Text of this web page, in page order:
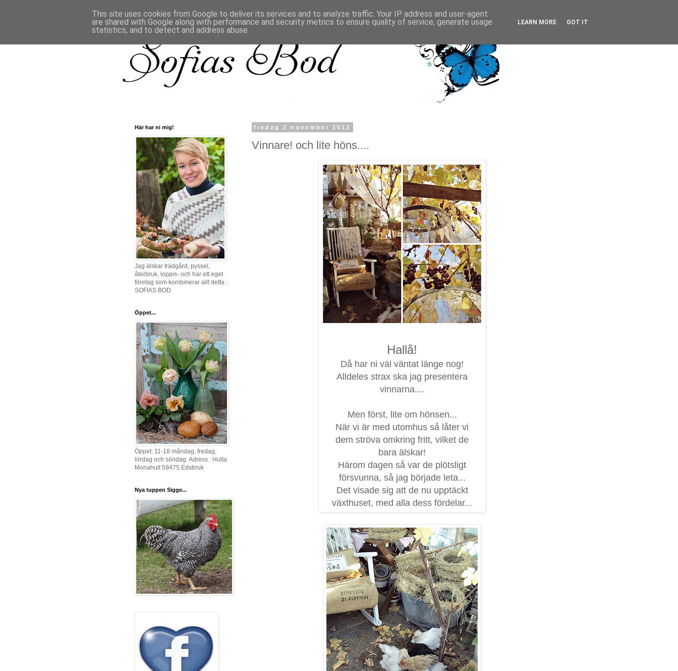
fredag 2 november 2012
Vinnare! och lite höns....
Hallå!
Då har ni väl väntat länge nog!
Alldeles strax ska jag presentera
vinnarna....
Men först, lite om hönsen...
När vi är med utomhus så låter vi
dem ströva omkring fritt, vilket de
bara älskar!
Härom dagen så var de plötsligt
försvunna, så jag började leta...
Det visade sig att de nu upptäckt
växthuset, med alla dess fördelar...
Här har ni mig!
Jag älskar trädgård, pyssel,
återbruk, loppis- och har ett eget
företag som kombinerar allt detta :
SOFIAS BOD
Öppet...
Öppet: 11-18 måndag, fredag,
lördag och söndag. Adress : Hulta
Monahult 59475 Edsbruk
Nya tuppen Sigge...
This site uses cookies from Google to deliver its services and to analyze traffic. Your IP address and user-agent
are shared with Google along with performance and security metrics to ensure quality of service, generate usage
statistics, and to detect and address abuse.
LEARN MORE GOT IT